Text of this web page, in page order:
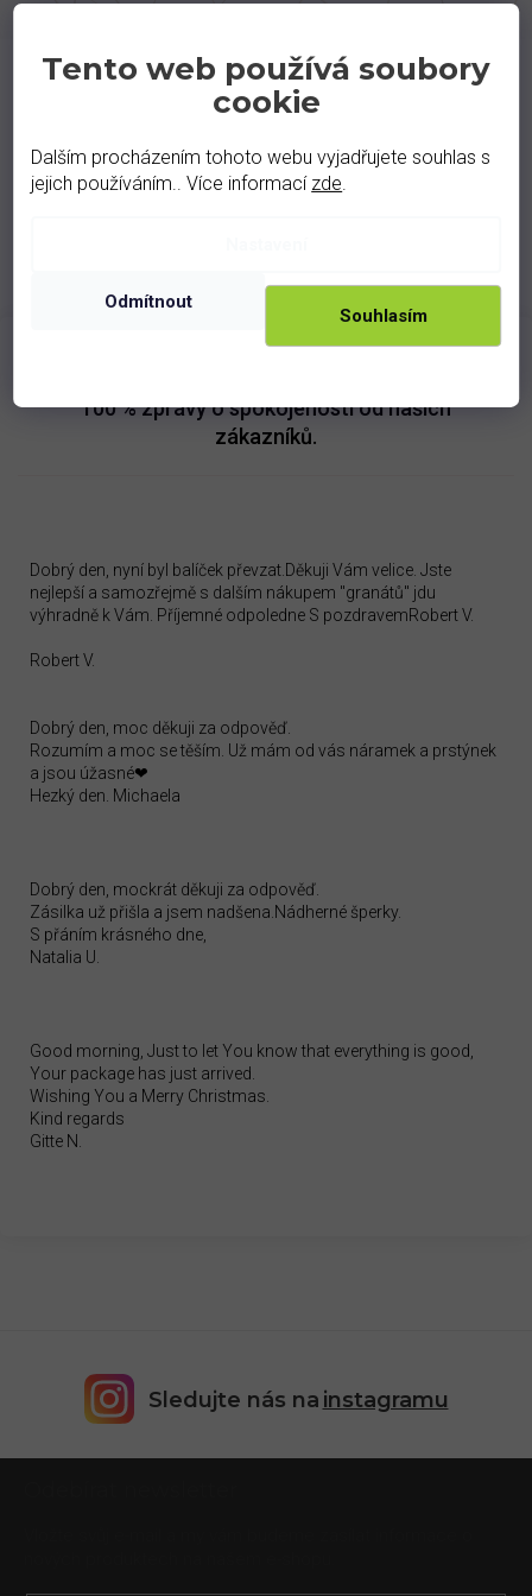
Tento web používá soubory
cookie
Dalším procházením tohoto webu vyjadřujete souhlas s
jejich používáním.. Více informací zde
Odmítnout
Souhlasím
Podobné produkty
100 %zprávy o spokojenosti od našich
zákazníků.
Dobrý den, nyní byl balíček převzat.Děkuji Vám velice. Jste
nejlepší a samozřejmě s dalším nákupem "granátů" jdu
výhradně k Vám. Příjemné odpoledne S pozdravemRobert V.
Robert V.
Dobrý den, moc děkuji za odpověď.
Rozumím a moc se těším. Už mám od vás náramek a prstýnek
a jsou úžasné❤
Hezký den. Michaela
Dobrý den, mockrát děkuji za odpověď.
Zásilka už přišla a jsem nadšena.Nádherné šperky.
S přáním krásného dne,
Natalia U.
Good morning, Just to let You know that everything is good,
Your package has just arrived.
Wishing You a Merry Christmas.
Kind regards
Gitte N.
Sledujte nás na instagramu